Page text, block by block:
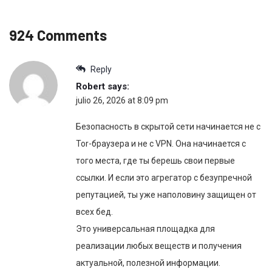
924 Comments
Reply
Robert says:
julio 26, 2026 at 8:09 pm
Безопасность в скрытой сети начинается не с
Tor-браузера и не с VPN. Она начинается с
того места, где ты берешь свои первые
ссылки. И если это агрегатор с безупречной
репутацией, ты уже наполовину защищен от
всех бед.
Это универсальная площадка для
реализации любых веществ и получения
актуальной, полезной информации.